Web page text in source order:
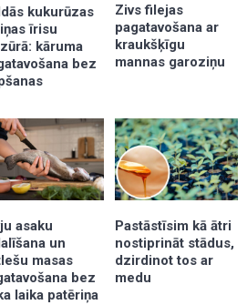
kukurūzas
īrisu
kāruma
bez
Zivs filejas
pagatavošana ar
kraukšķīgu
mannas garoziņu
asaku
un
masas
bez
laika patēriņa
Pastāstīsim kā ātri
nostiprināt stādus,
dzirdinot tos ar
medu